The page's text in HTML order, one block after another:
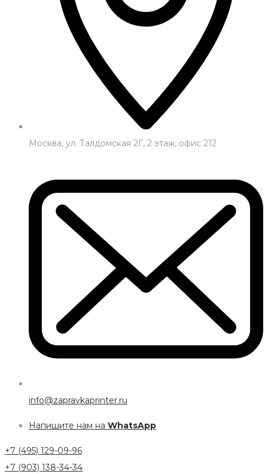
Москва, ул. Талдомская 2Г, 2 этаж, офис 212
info@zapravkaprinter.ru
Напишите нам на WhatsApp
+7 (495) 129-09-96
+7 (903) 138-34-34